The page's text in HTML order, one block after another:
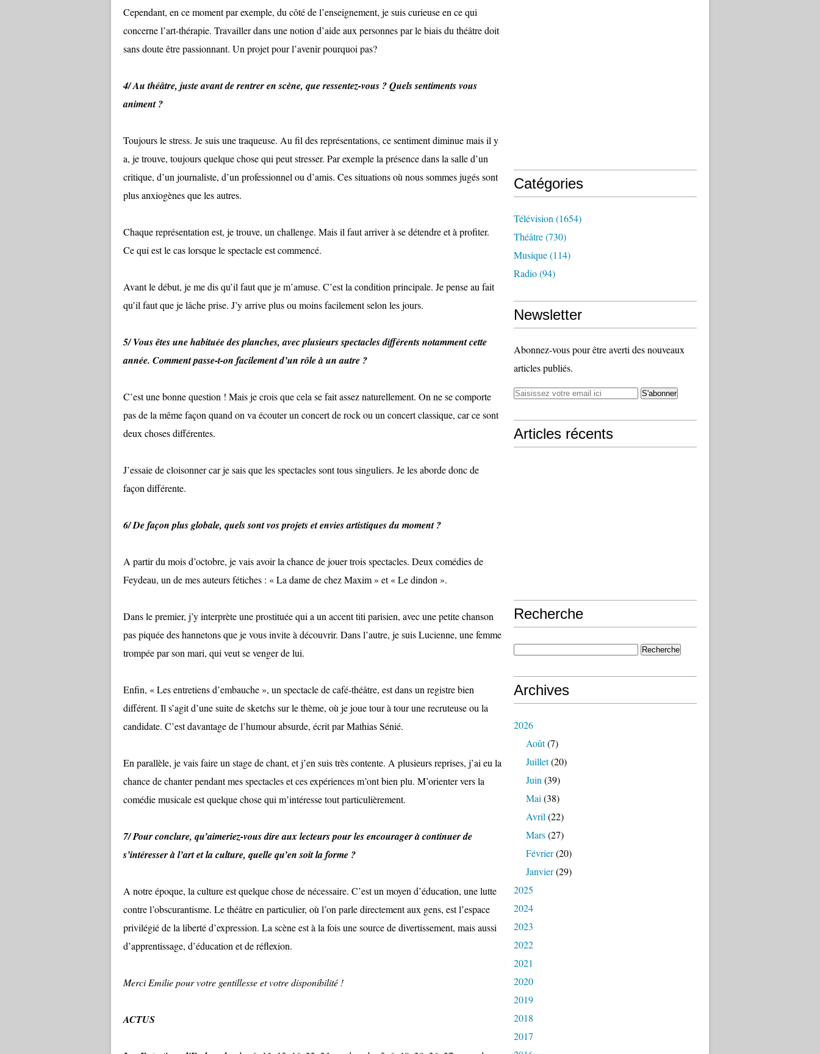
Cependant, en ce moment par exemple, du côté de l’enseignement, je suis curieuse en ce qui
concerne l’art-thérapie. Travailler dans une notion d’aide aux personnes par le biais du théâtre doit
sans doute être passionnant. Un projet pour l’avenir pourquoi pas?
4/ Au théâtre, juste avant de rentrer en scène, que ressentez-vous ? Quels sentiments vous
animent ?
Toujours le stress. Je suis une traqueuse. Au fil des représentations, ce sentiment diminue mais il y
a, je trouve, toujours quelque chose qui peut stresser. Par exemple la présence dans la salle d’un
critique, d’un journaliste, d’un professionnel ou d’amis. Ces situations où nous sommes jugés sont
plus anxiogènes que les autres.
Chaque représentation est, je trouve, un challenge. Mais il faut arriver à se détendre et à profiter.
Ce qui est le cas lorsque le spectacle est commencé.
Avant le début, je me dis qu’il faut que je m’amuse. C’est la condition principale. Je pense au fait
qu’il faut que je lâche prise. J’y arrive plus ou moins facilement selon les jours.
5/ Vous êtes une habituée des planches, avec plusieurs spectacles différents notamment cette
année. Comment passe-t-on facilement d’un rôle à un autre ?
C’est une bonne question ! Mais je crois que cela se fait assez naturellement. On ne se comporte
pas de la même façon quand on va écouter un concert de rock ou un concert classique, car ce sont
deux choses différentes.
J’essaie de cloisonner car je sais que les spectacles sont tous singuliers. Je les aborde donc de
façon différente.
6/ De façon plus globale, quels sont vos projets et envies artistiques du moment ?
A partir du mois d’octobre, je vais avoir la chance de jouer trois spectacles. Deux comédies de
Feydeau, un de mes auteurs fétiches : « La dame de chez Maxim » et « Le dindon ».
Dans le premier, j’y interprète une prostituée qui a un accent titi parisien, avec une petite chanson
pas piquée des hannetons que je vous invite à découvrir. Dans l’autre, je suis Lucienne, une femme
trompée par son mari, qui veut se venger de lui.
Enfin, « Les entretiens d’embauche », un spectacle de café-théâtre, est dans un registre bien
différent. Il s’agit d’une suite de sketchs sur le thème, où je joue tour à tour une recruteuse ou la
candidate. C’est davantage de l’humour absurde, écrit par Mathias Sénié.
En parallèle, je vais faire un stage de chant, et j’en suis très contente. A plusieurs reprises, j’ai eu la
chance de chanter pendant mes spectacles et ces expériences m’ont bien plu. M’orienter vers la
comédie musicale est quelque chose qui m’intéresse tout particulièrement.
7/ Pour conclure, qu’aimeriez-vous dire aux lecteurs pour les encourager à continuer de
s’intéresser à l’art et la culture, quelle qu’en soit la forme ?
A notre époque, la culture est quelque chose de nécessaire. C’est un moyen d’éducation, une lutte
contre l’obscurantisme. Le théâtre en particulier, où l’on parle directement aux gens, est l’espace
privilégié de la liberté d’expression. La scène est à la fois une source de divertissement, mais aussi
d’apprentissage, d’éducation et de réflexion.
Merci Emilie pour votre gentillesse et votre disponibilité !
ACTUS
Catégories
Télévision (1654)
Théâtre(730)
Musique(114)
Radio(94)
Newsletter
Abonnez-vous pour être averti des nouveaux
articles publiés.
Articles récents
Recherche
Archives
2026
Août(7)
Juillet(20)
Juin (39)
Mai (38)
Avril (22)
Mars(27)
Février(20)
Janvier(29)
2025
2024
2023
2022
2021
2020
2019
2018
2017